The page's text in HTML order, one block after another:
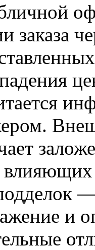
заказа
влияющих
и